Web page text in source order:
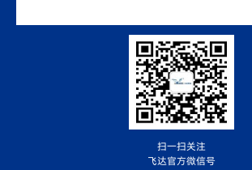
扫一扫关注
飞达官方微信号